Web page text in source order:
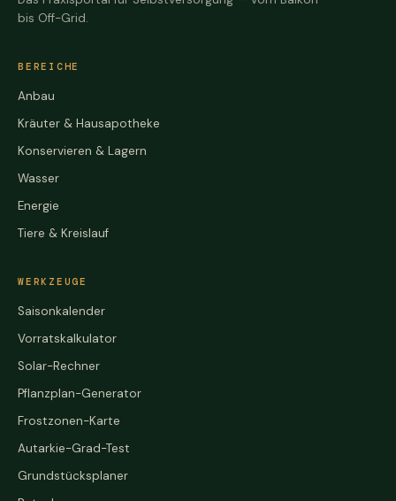
bis Off-Grid.
BEREICHE
Anbau
Kräuter & Hausapotheke
Konservieren & Lagern
Wasser
Energie
Tiere & Kreislauf
WERKZEUGE
Saisonkalender
Vorratskalkulator
Solar-Rechner
Pflanzplan-Generator
Frostzonen-Karte
Autarkie-Grad-Test
Grundstücksplaner